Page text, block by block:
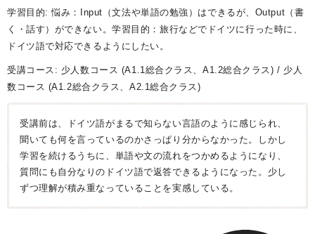
学習目的: 悩み：Input（文法や単語の勉強）はできるが、Output（書
く・話す）ができない。学習目的：旅行などでドイツに行った時に、
ドイツ語で対応できるようにしたい。
受講コース: 少人数コース (A1.1総合クラス、A1.2総合クラス)
少人
数コース (A1.2総合クラス、A2.1総合クラス)
受講前は、ドイツ語がまるで知らない言語のように感じられ、
聞いても何を言っているのかさっぱり分からなかった。しかし
学習を続けるうちに、単語や文の流れをつかめるようになり、
質問にも自分なりのドイツ語で返答できるようになった。少し
ずつ理解が積み重なっていることを実感している。